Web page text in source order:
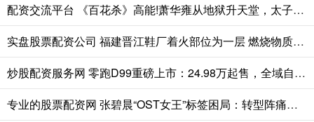
配资交流平台 《百花杀》高能!萧华雍从地狱升天堂，太子妃怀嫡子
实盘股票配资公司 福建晋江鞋厂着火部位为一层 燃烧物质为鞋材 易燃蔓延快
炒股配资服务网 零跑D99重磅上市：24.98万起售，全域自研打造宜商宜家全能旗舰MPV
专业的股票配资网 张碧晨“OST女王”标签困局：转型阵痛遇冷，为何观众不买账?